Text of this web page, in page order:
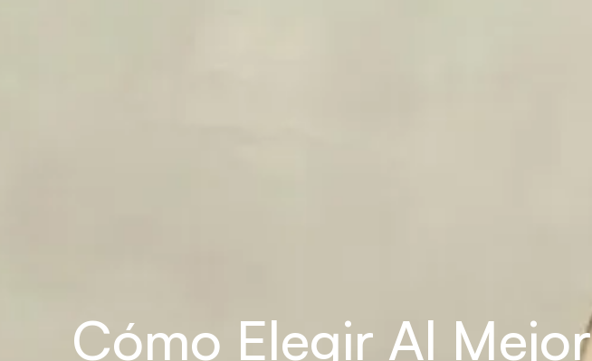
Cómo Elegir Al Mejor